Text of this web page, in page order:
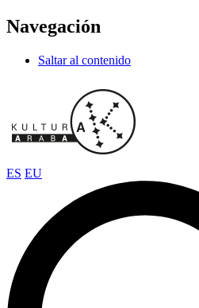
Navegación
Saltar al contenido
ES EU